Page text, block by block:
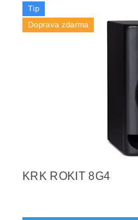
Tip
Doprava zdarma
KRK ROKIT 8G4